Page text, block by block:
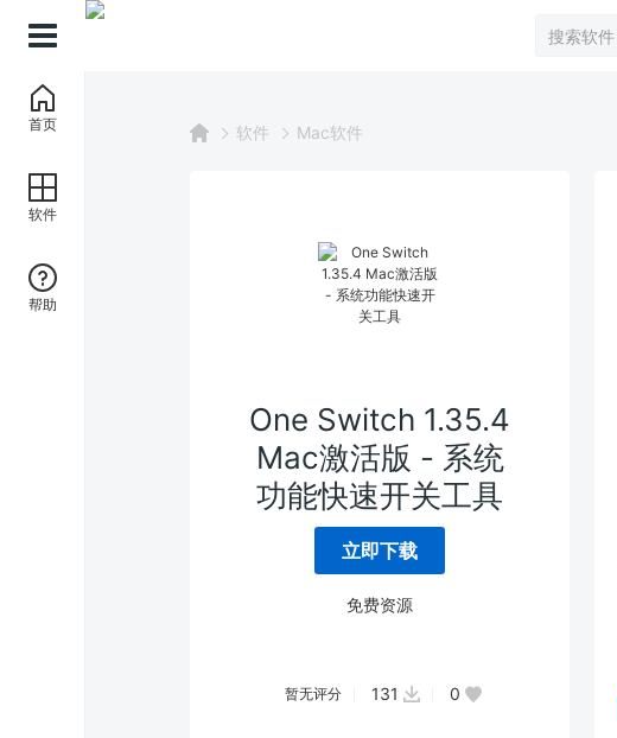
软件 Mac软件
One Switch 1.35.4
Mac激活版 - 系统
功能快速开关工具
立即下载
免费资源
暂无评分 131 0
首页
软件
帮助